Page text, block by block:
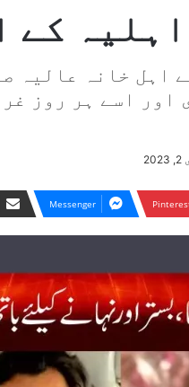
کے
اہل خانہ عالیہ
اور اسے ہر روز
Messenger